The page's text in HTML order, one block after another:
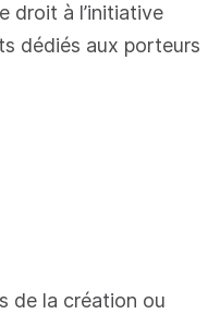
droit à l’initiative
dédiés aux porteurs
de la création ou